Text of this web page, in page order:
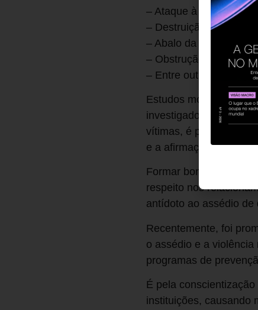
– Ataque à reputação
– Destruição das
– Abalo da
– Obstrução à carreira
– Entre outras
Estudos mostram que
investigados e
vítimas, é preciso
e a afirmação hostil da
Formar bons líderes,
respeito nos
antídoto ao assédio de
Recentemente, foi
o assédio e a
programas de
É pela
instituições, causando